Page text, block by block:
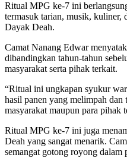
Ritual MPG ke-7 ini
termasuk tarian, musik, kuliner,
Dayak Deah.
Camat Nanang Edwar
dibandingkan tahun-tahun
masyarakat serta pihak terkait.
“Ritual ini ungkapan syukur
hasil panen yang melimpah
masyarakat maupun para pihak
Ritual MPG ke-7 ini juga
Deah yang sangat menarik.
semangat gotong royong dalam